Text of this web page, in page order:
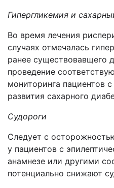
Гипергликемия и
Во время лечения
случаях отмечалась
ранее существовавщего
проведение
мониторинга пациентов
развития сахарного
Судороги
Следует с
у пациентов с
анамнезе или другими
потенциально снижают